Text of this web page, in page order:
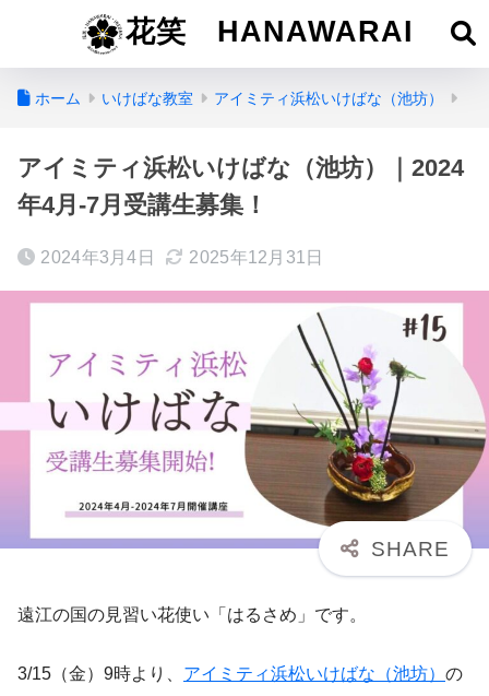
花笑 HANAWARAI
ホーム いけばな教室 アイミティ浜松いけばな（池坊）
アイミティ浜松いけばな（池坊）｜2024
年4月-7月受講生募集！
2024年3月4日 2025年12月31日
遠江の国の見習い花使い「はるさめ」です。
3/15（金）9時より、 アイミティ浜松いけばな（池坊） の